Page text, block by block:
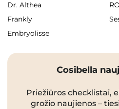
Dr. Althea
Frankly
Embryolisse
Cosibella
Priežiūros checklistai,
grožio naujienos –